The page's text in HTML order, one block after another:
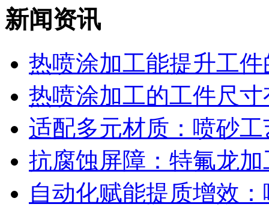
新闻资讯
热喷涂加工能提升工件
热喷涂加工的工件尺寸
适配多元材质：喷砂工
抗腐蚀屏障：特氟龙加
自动化赋能提质增效